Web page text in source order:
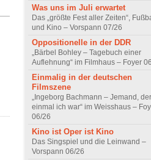
Was uns im Juli erwartet
Das „größte Fest aller Zeiten“,
und Kino – Vorspann 07/26
Oppositionelle in der DDR
„Bärbel Bohley – Tagebuch einer
Auflehnung“ im Filmhaus – Foyer
Einmalig in der deutschen
Filmszene
„Ingeborg Bachmann – Jemand, der
einmal ich war“ im Weisshaus –
06/26
Kino ist Oper ist Kino
Das Singspiel und die Leinwand –
Vorspann 06/26